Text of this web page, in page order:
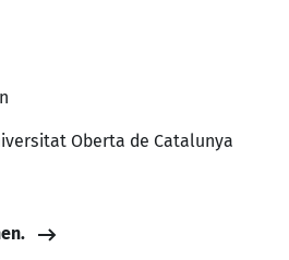
Oberta de Catalunya